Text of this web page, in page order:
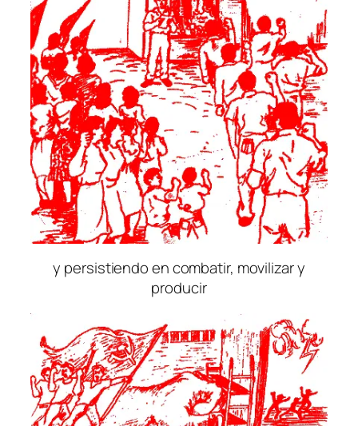
y persistiendo en combatir, movilizar y
producir